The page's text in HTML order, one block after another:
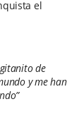
el
gitanito de
y me han